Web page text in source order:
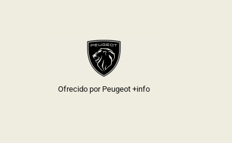
Ofrecido por Peugeot +info